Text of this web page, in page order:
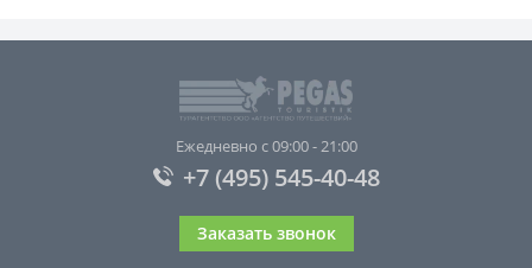
Ежедневно с 09:00 - 21:00
+7 (495) 545-40-48
Заказать звонок